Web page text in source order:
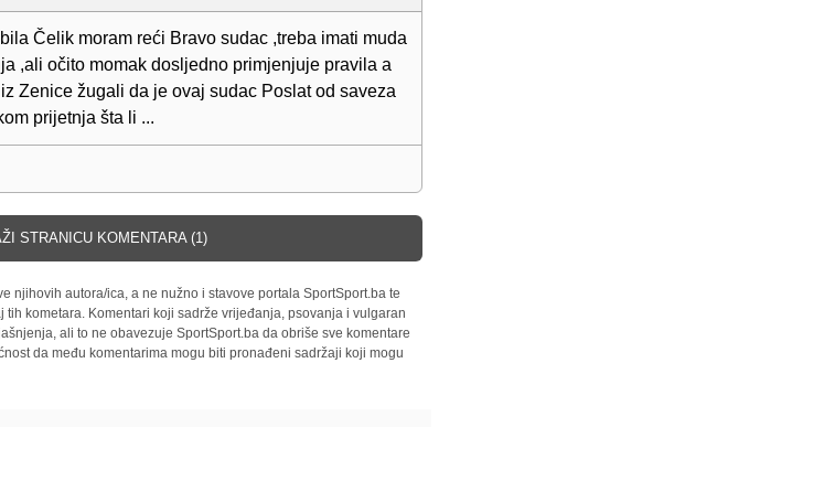
Čelik moram reći Bravo sudac ,treba imati muda
,ali očito momak dosljedno primjenjuje pravila a
Zenice žugali da je ovaj sudac Poslat od saveza
prijetnja šta li ...
STRANICU KOMENTARA (1)
njihovih autora/ica, a ne nužno i stavove portala SportSport.ba te
kometara. Komentari koji sadrže vrijeđanja, psovanja i vulgaran
ali to ne obavezuje SportSport.ba da obriše sve komentare
da među komentarima mogu biti pronađeni sadržaji koji mogu